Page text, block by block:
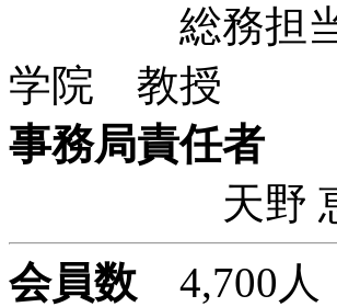
総務担当常
学院 教授
事務局責任者
天野
会員数 4,700人